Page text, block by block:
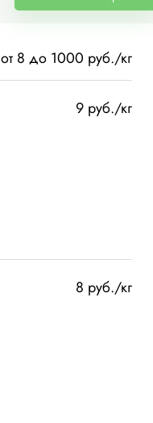
от 8 до 1000 руб./кг
9 руб./кг
8 руб./кг